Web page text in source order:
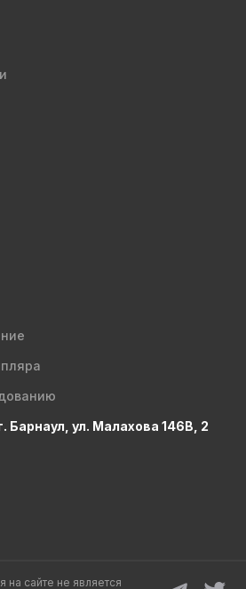
Барнаул, ул. Малахова 146В, 2
на сайте не является